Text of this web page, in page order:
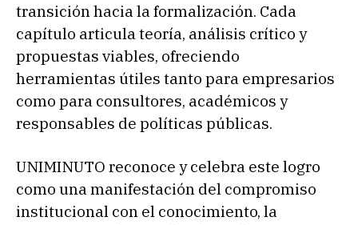
transición hacia la formalización. Cada
capítulo articula teoría, análisis crítico y
propuestas viables, ofreciendo
herramientas útiles tanto para empresarios
como para consultores, académicos y
responsables de políticas públicas.
UNIMINUTO reconoce y celebra este logro
como una manifestación del compromiso
institucional con el conocimiento, la